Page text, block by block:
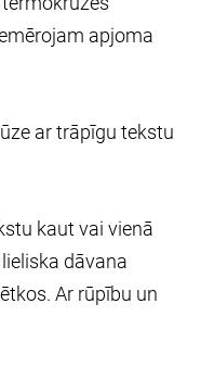
apjoma
ar trāpīgu tekstu
kaut vai vienā
dāvana
Ar rūpību un